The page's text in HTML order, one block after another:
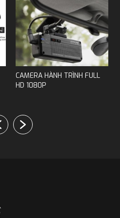
cảnh báo tốc độ, camera
như điều khiển bằng
hiển thị tốc độ, kết nối Wi-
lái xe an toàn và thoải mái
hành trình vietmap cảnh báo
độ?
CAMERA HÀNH TRÌNH FULL
HD 1080P